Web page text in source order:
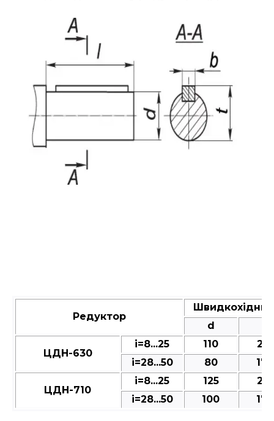
Редуктор
d
ЦДН-630
і=8...25 110
210
і=28...50
80 170
ЦДН-710
і=8...25 125
210
і=28...50
100 170